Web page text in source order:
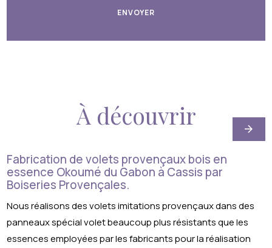
À découvrir
Fabrication de volets provençaux bois en
essence Okoumé du Gabon à Cassis par
Boiseries Provençales.
Nous réalisons des volets imitations provençaux dans des
panneaux spécial volet beaucoup plus résistants que les
essences employées par les fabricants pour la réalisation